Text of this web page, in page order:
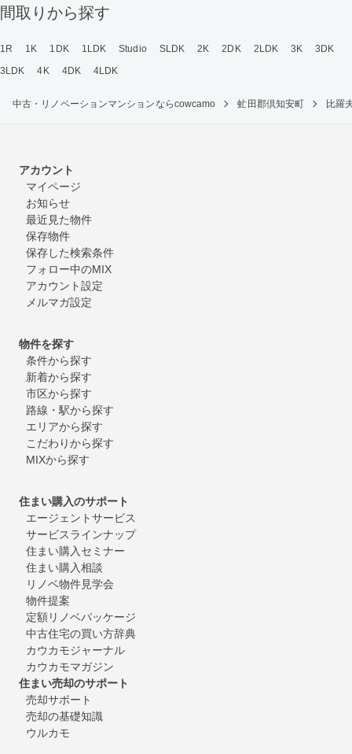
間取りから探す
1R 1K 1DK 1LDK Studio SLDK 2K 2DK 2LDK 3K
3DK
3LDK
4K 4DK 4LDK
中古・リノベーションマンションならcowcamo 虻田郡倶知安町 比羅
アカウント
マイページ
お知らせ
最近見た物件
保存物件
保存した検索条件
フォロー中のMIX
アカウント設定
メルマガ設定
物件を探す
条件から探す
新着から探す
市区から探す
路線・駅から探す
エリアから探す
こだわりから探す
MIXから探す
住まい購入のサポート
エージェントサービス
サービスラインナップ
住まい購入セミナー
住まい購入相談
リノベ物件見学会
物件提案
定額リノベパッケージ
中古住宅の買い方辞典
カウカモジャーナル
カウカモマガジン
住まい売却のサポート
売却サポート
売却の基礎知識
ウルカモ